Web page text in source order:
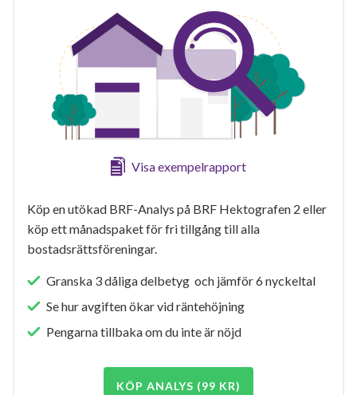
Visa exempelrapport
Köp en utökad BRF-Analys på BRF Hektografen 2 eller
köp ett månadspaket för fri tillgång till alla
bostadsrättsföreningar.
Granska 3 dåliga delbetyg och jämför 6 nyckeltal
Se hur avgiften ökar vid räntehöjning
Pengarna tillbaka om du inte är nöjd
KÖP ANALYS (99 KR)